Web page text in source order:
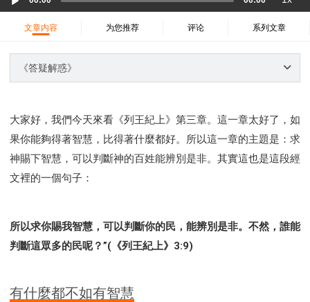
49 以弗所書
52 帖撒羅尼迦前書
53 帖撒羅尼迦後書
57 腓利門書
58 希伯來書 59 雅各書
62 約翰一書
63 約翰二書
64 約翰三書 66 啟示錄
聖經故事
教會
爭戰 信望愛 學習
時間管理和學習方法
彰顯神憤怒的器皿
新時代基督教變革研討會
神同在
傳道者的言語 信心
命定性格
智慧與悟性
從轄制中得自由
Player
文章内容 为您推荐 评论 系列文章
《答疑解惑》
大家好，我們今天來看《列王紀上》第三章。這一章太好了，如
果你能夠得著智慧，比得著什麼都好。所以這一章的主題是：求
神賜下智慧，可以判斷神的百姓能辨別是非。其實這也是這段經
文裡的一個句子：
所以求你賜我智慧，可以判斷你的民，能辨別是非。不然，誰能
判斷這眾多的民呢？”(《列王紀上》3:9)
有什麼都不如有智慧